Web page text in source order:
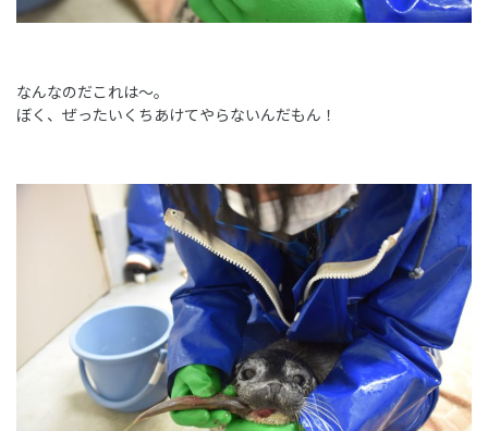
なんなのだこれは～。
ぼく、ぜったいくちあけてやらないんだもん！